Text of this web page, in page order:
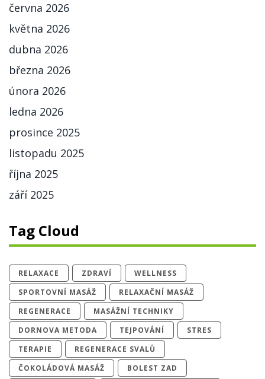
června 2026
května 2026
dubna 2026
března 2026
února 2026
ledna 2026
prosince 2025
listopadu 2025
října 2025
září 2025
Tag Cloud
RELAXACE ZDRAVÍ
WELLNESS
SPORTOVNÍ MASÁŽ
RELAXAČNÍ MASÁŽ
REGENERACE
MASÁŽNÍ TECHNIKY
DORNOVA METODA
TEJPOVÁNÍ
STRES
TERAPIE
REGENERACE SVALŮ
ČOKOLÁDOVÁ MASÁŽ
BOLEST ZAD